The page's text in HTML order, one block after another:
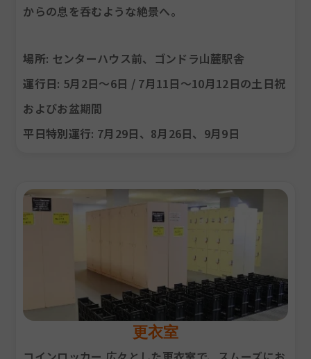
からの息を呑むような絶景へ。
場所: センターハウス前、ゴンドラ山麓駅舎
運行日: 5月2日〜6日 / 7月11日〜10月12日の土日祝
およびお盆期間
平日特別運行: 7月29日、8月26日、9月9日
更衣室